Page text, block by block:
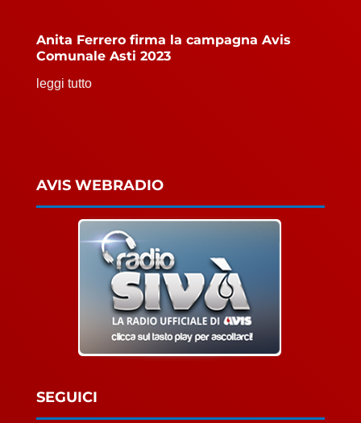
Anita Ferrero firma la campagna Avis
Comunale Asti 2023
leggi tutto
AVIS WEBRADIO
SEGUICI